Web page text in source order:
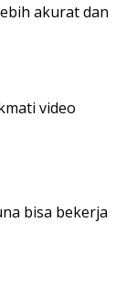
akurat dan
video
bisa bekerja